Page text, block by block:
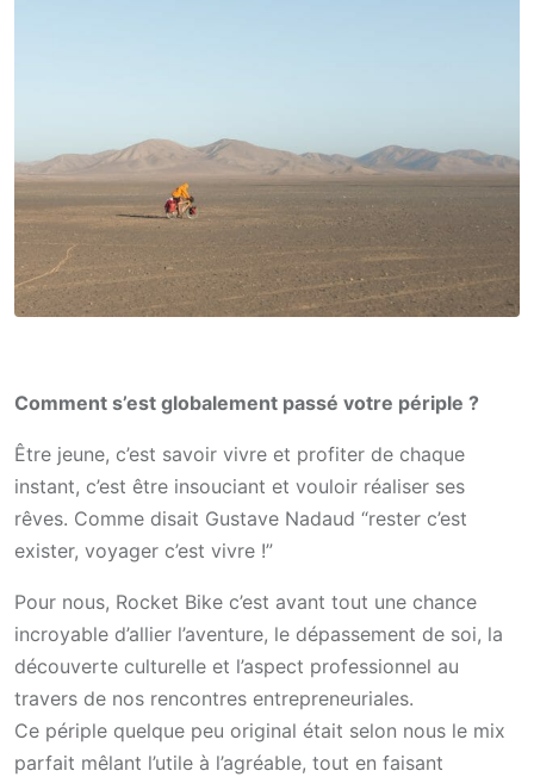
Comment s’est globalement passé votre périple ?
Être jeune, c’est savoir vivre et profiter de chaque
instant, c’est être insouciant et vouloir réaliser ses
rêves. Comme disait Gustave Nadaud “rester c’est
exister, voyager c’est vivre !”
Pour nous, Rocket Bike c’est avant tout une chance
incroyable d’allier l’aventure, le dépassement de soi, la
découverte culturelle et l’aspect professionnel au
travers de nos rencontres entrepreneuriales.
Ce périple quelque peu original était selon nous le mix
parfait mêlant l’utile à l’agréable, tout en faisant